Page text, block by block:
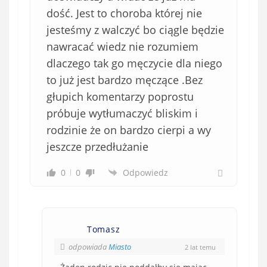
dość. Jest to choroba której nie
jesteśmy z walczyć bo ciągle będzie
nawracać wiedz nie rozumiem
dlaczego tak go męczycie dla niego
to już jest bardzo męczące .Bez
głupich komentarzy poprostu
próbuje wytłumaczyć bliskim i
rodzinie że on bardzo cierpi a wy
jeszcze przedłużanie
0 0 Odpowiedz
Tomasz
odpowiadaMiasto 2 lat temu